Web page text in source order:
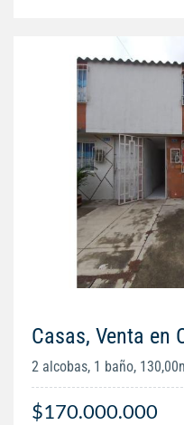
Casas, Venta en
2 alcobas, 1 baño,
$170.000.000